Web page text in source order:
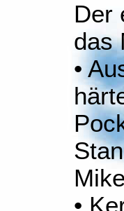
Der
das
•
•